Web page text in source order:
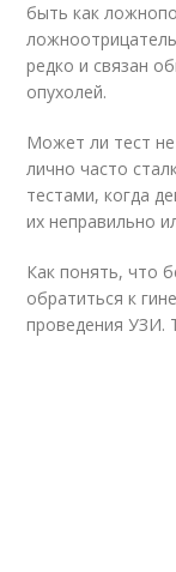
быть как
редко и связан
опухолей.
Может ли тест не
лично часто
тестами, когда
их неправильно
Как понять, что
обратиться к
проведения УЗИ.